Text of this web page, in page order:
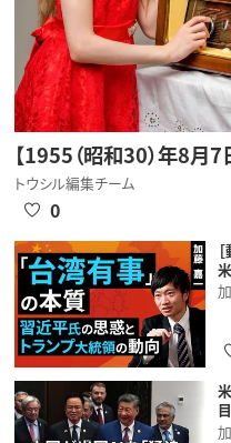
【1955（昭和30）年8月
トウシル編集チーム
0